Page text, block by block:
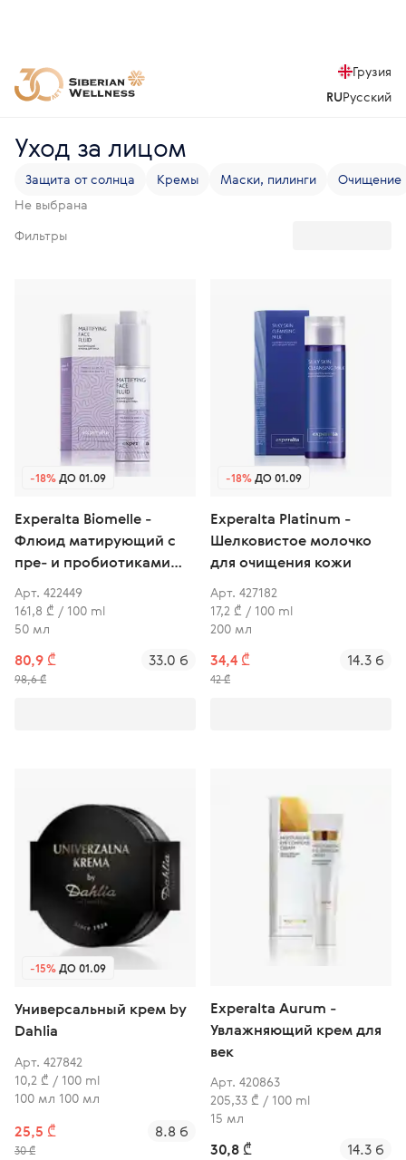
Грузия
RUРусский
Уход за лицом
Защита от солнца Кремы Маски, пилинги
Очищение
Не выбрана
Фильтры
-18%ДО 01.09
Experalta Biomelle -
Флюид матирующий с
пре- и пробиотиками
для лица
Арт. 422449
161,8 ₾ / 100 ml
50 мл
80,9 ₾
98,6 ₾
33.0 б
-18%ДО 01.09
Experalta Platinum -
Шелковистое молочко
для очищения кожи
Арт. 427182
17,2 ₾ / 100 ml
200 мл
34,4 ₾
42 ₾
14.3 б
-15%ДО 01.09
Универсальный крем by
Dahlia
Арт. 427842
10,2 ₾ / 100 ml
100 мл 100 мл
25,5 ₾
30 ₾
8.8 б
Experalta Aurum -
Увлажняющий крем для
век
Арт. 420863
205,33 ₾ / 100 ml
15 мл
30,8 ₾ 14.3 б